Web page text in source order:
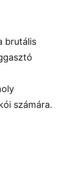
brutális
számára.